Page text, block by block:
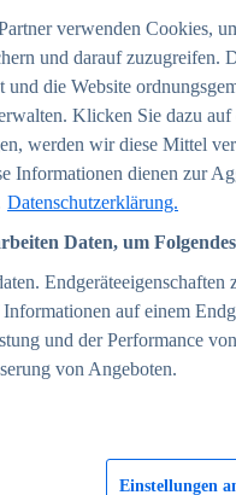
verwenden Cookies,
und darauf zuzugreifen.
die Website
Klicken Sie dazu
werden wir diese Mittel
Informationen dienen zur
Datenschutzerklärung.
Daten, um
auf einem
und der Performance
von Angeboten.
Einstellungen